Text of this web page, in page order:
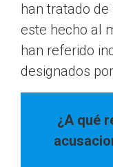
han tratado
este hecho al
han referido
designados
¿A qué